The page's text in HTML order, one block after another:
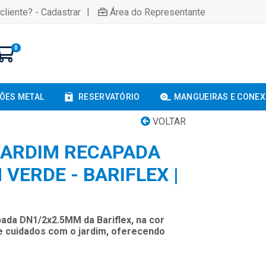
- Cadastrar | Área do Representante
0
METAL RESERVATÓRIO MANGUEIRAS E
VOLTAR
RECAPADA
- BARIFLEX |
DN1/2x2.5MM da Bariflex, na cor
cuidados com o jardim, oferecendo